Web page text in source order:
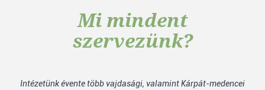
Mi mindent
szervezünk?
Intézetünk évente több vajdasági, valamint Kárpát-medencei